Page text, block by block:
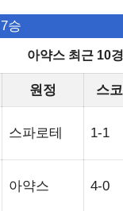
7승
아약스 최근 10경
원정 스
스파로테 1-1
아약스 4-0